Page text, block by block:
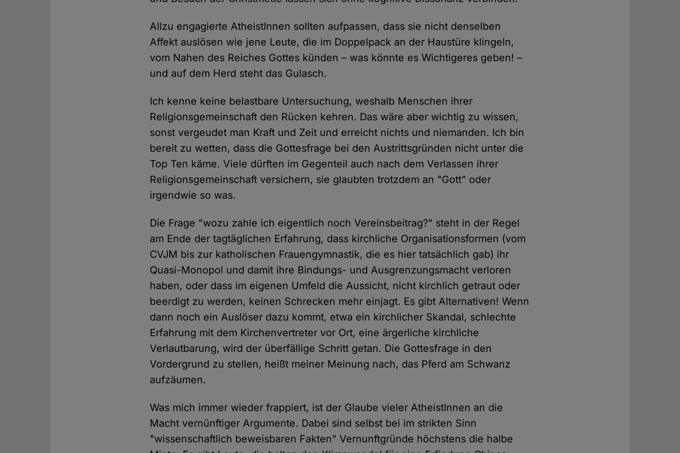
Allzu engagierte AtheistInnen sollten aufpassen, dass sie nicht denselben
Affekt auslösen wie jene Leute, die im Doppelpack an der Haustüre klingeln,
vom Nahen des Reiches Gottes künden – was könnte es Wichtigeres geben! –
und auf dem Herd steht das Gulasch.
Ich kenne keine belastbare Untersuchung, weshalb Menschen ihrer
Religionsgemeinschaft den Rücken kehren. Das wäre aber wichtig zu wissen,
sonst vergeudet man Kraft und Zeit und erreicht nichts und niemanden. Ich bin
bereit zu wetten, dass die Gottesfrage bei den Austrittsgründen nicht unter die
Top Ten käme. Viele dürften im Gegenteil auch nach dem Verlassen ihrer
Religionsgemeinschaft versichern, sie glaubten trotzdem an "Gott" oder
irgendwie so was.
Die Frage "wozu zahle ich eigentlich noch Vereinsbeitrag?" steht in der Regel
am Ende der tagtäglichen Erfahrung, dass kirchliche Organisationsformen (vom
CVJM bis zur katholischen Frauengymnastik, die es hier tatsächlich gab) ihr
Quasi-Monopol und damit ihre Bindungs- und Ausgrenzungsmacht verloren
haben, oder dass im eigenen Umfeld die Aussicht, nicht kirchlich getraut oder
beerdigt zu werden, keinen Schrecken mehr einjagt. Es gibt Alternativen! Wenn
dann noch ein Auslöser dazu kommt, etwa ein kirchlicher Skandal, schlechte
Erfahrung mit dem Kirchenvertreter vor Ort, eine ärgerliche kirchliche
Verlautbarung, wird der überfällige Schritt getan. Die Gottesfrage in den
Vordergrund zu stellen, heißt meiner Meinung nach, das Pferd am Schwanz
aufzäumen.
Was mich immer wieder frappiert, ist der Glaube vieler AtheistInnen an die
Macht vernünftiger Argumente. Dabei sind selbst bei im strikten Sinn
"wissenschaftlich beweisbaren Fakten" Vernunftgründe höchstens die halbe